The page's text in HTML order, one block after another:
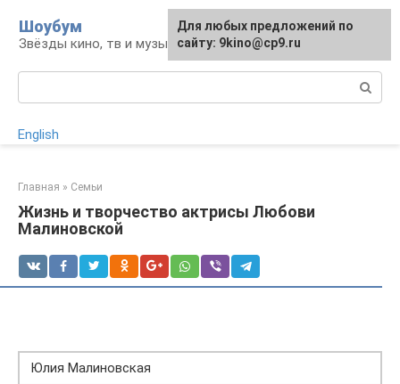
контенту
Шоубум
Звёзды кино, тв и музыки
English
Главная » Семьи
Жизнь и творчество актрисы Любови
Малиновской
Юлия Малиновская
Для любых предложений по
сайту: 9kino@cp9.ru